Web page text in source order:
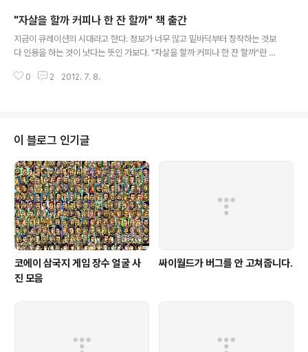
www.gwangjinlib.seoul.kr 강동구립도서관 http://www.gdlibrary.or.kr
서울중구 통합전자도서관htt..
"자살을 할까 커피나 한 잔 할까" 책 출간
지금이 큐레이션의 시대라고 한다. 정보가 너무 많고 밑바닥부터 창작하는 것보
다 인용을 하는 것이 낫다는 뜻인 가보다. "자살을 할까 커피나 한 잔 할까"란 책
쓴 형식이라고 한다. 나도 이 아이디어를 예전에 메모했던 적이 있던가 가물가
죄자가 신문이나 잡지의 글자를 모자이크해서 편지를 보내는 씬이 종종 나왔다.
"시간은 금이다." "금 보기를 돌같이 하라." 처럼 서로 대비되는 속담을 묶는 시
도도 예전에 ..
0 2 2012. 7. 8.
이 블로그 인기글
코에이 삼국지 게임 장수 얼굴 사
진 모음
싸이월드가 버그를 안 고쳐줍니다.